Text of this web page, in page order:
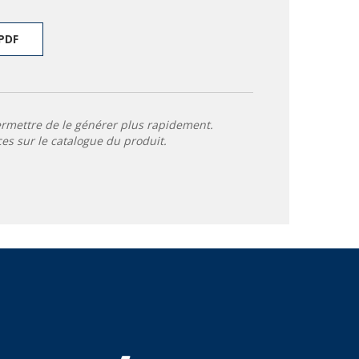
de le générer plus rapidement.
sur le catalogue du produit.